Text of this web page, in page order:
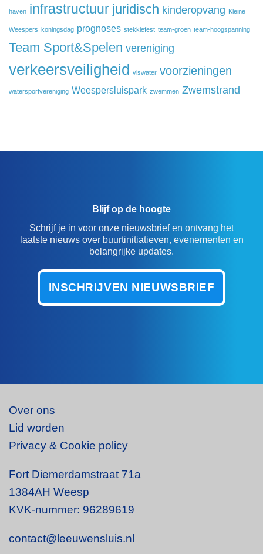
haven infrastructuur juridisch kinderopvang Kleine
Weespers koningsdag prognoses stekkiefest team-groen team-hoogspanning
Team Sport&Spelen vereniging
verkeersveiligheid viswater voorzieningen
watersportvereniging Weespersluispark zwemmen Zwemstrand
Blijf op de hoogte
Schrijf je in voor onze nieuwsbrief en ontvang het
laatste nieuws over buurtinitiatieven, evenementen en
belangrijke updates.
INSCHRIJVEN NIEUWSBRIEF
Over ons
Lid worden
Privacy & Cookie policy
Fort Diemerdamstraat 71a
1384AH Weesp
KVK-nummer: 96289619
contact@leeuwensluis.nl